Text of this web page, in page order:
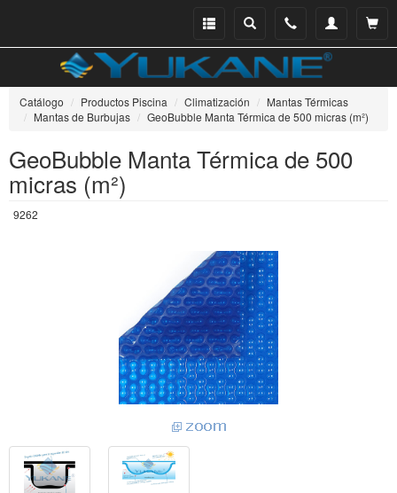
Ver
Mi
Teléfono
Buscar
Menu
Catálogo Productos Piscina Climatización
Mantas Térmicas
Mantas de Burbujas
GeoBubble Manta Térmica de 500 micras (m²)
GeoBubble Manta Térmica de 500
micras (m²)
9262